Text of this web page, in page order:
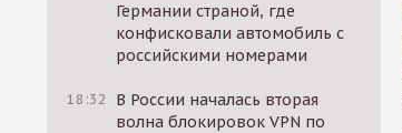
Германии страной, где
конфисковали автомобиль с
российскими номерами
18:32
В России началась вторая
волна блокировок VPN по